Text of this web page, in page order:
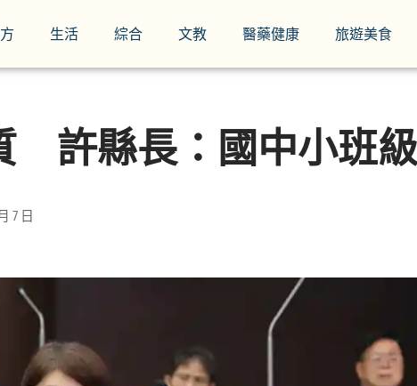
生活 綜合 文教 醫藥健康 旅遊美食
許縣長：國中小班
7 日